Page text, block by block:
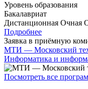
Уровень образования
Бакалавриат
Дистанционная Очная
Подробнее
Заявка в приёмную
МТИ — Московский
Информатика и
Посмотреть все